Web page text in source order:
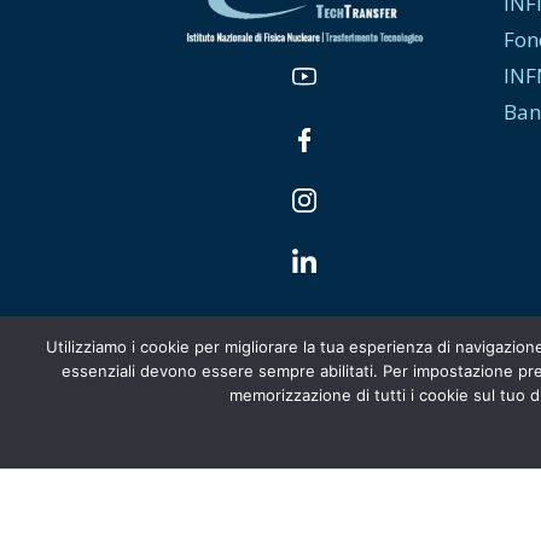
Utilizziamo i cookie per migliorare la tua esperienza di
essenziali devono essere sempre abilitati. Per impostazione
memorizzazione di tutti i cookie sul tuo